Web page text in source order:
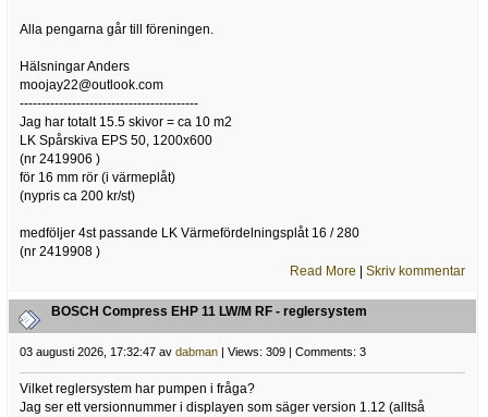
Alla pengarna går till föreningen.
Hälsningar Anders
moojay22@outlook.com
-----------------------------------------
Jag har totalt 15.5 skivor = ca 10 m2
LK Spårskiva EPS 50, 1200x600
(nr 2419906 )
för 16 mm rör (i värmeplåt)
(nypris ca 200 kr/st)
medföljer 4st passande LK Värmefördelningsplåt 16 / 280
(nr 2419908 )
Read More |Skriv kommentar
BOSCH Compress EHP 11 LW/M RF - reglersystem
03 augusti 2026, 17:32:47 av dabman| Views: 309 | Comments: 3
Vilket reglersystem har pumpen i fråga?
Jag ser ett versionnummer i displayen som säger version 1.12 (alltså